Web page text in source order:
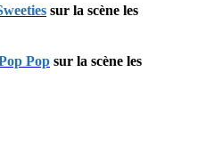
sur la scène les
Pop sur la scène les